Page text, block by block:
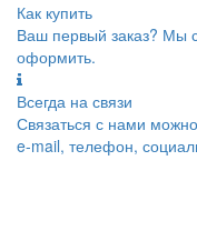
Как купить
Ваш первый заказ? Мы
оформить.
Всегда на связи
Связаться с нами
e-mail, телефон,